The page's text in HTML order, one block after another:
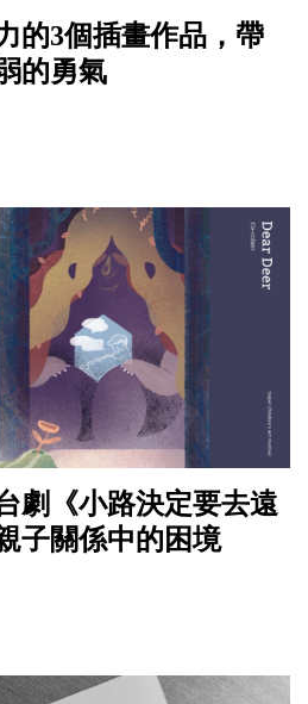
的3個插畫作品，帶
的勇氣
劇《小路決定要去遠
子關係中的困境